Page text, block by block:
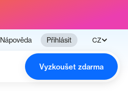
Nápověda Přihlásit CZ
Vyzkoušet zdarma